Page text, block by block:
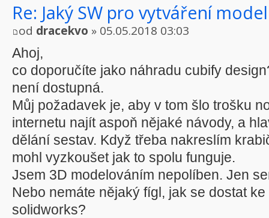
Re: Jaký SW pro vytváření
od dracekvo » 05.05.2018 03:03
Ahoj,
co doporučíte jako náhradu cubify
není dostupná.
Můj požadavek je, aby v tom šlo trošku
internetu najít aspoň nějaké návody, a
dělání sestav. Když třeba nakreslím
mohl vyzkoušet jak to spolu funguje.
Jsem 3D modelováním nepolíben. Jen
Nebo nemáte nějaký fígl, jak se dostat
solidworks?